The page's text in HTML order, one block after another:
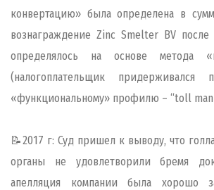
конвертацию» была определена в
вознаграждение Zinc Smelter BV после
определялось на основе метода
(налогоплательщик
«функциональному» профилю – “toll
📝2017 г: Суд пришел к выводу, что
органы не удовлетворили бремя
апелляция компании была хорошо